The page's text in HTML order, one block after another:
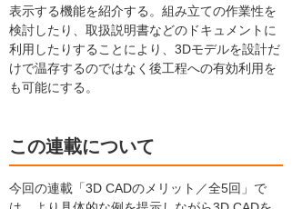
表示する機能を紹介する。組み立ての作業性を
検討したり、取扱説明書などのドキュメントに
利用したりすることにより、3Dモデルを設計だ
けで温存するのではなく後工程への有効利用を
も可能にする。
この連載について
今回の連載「3D CADのメリット／全5回」で